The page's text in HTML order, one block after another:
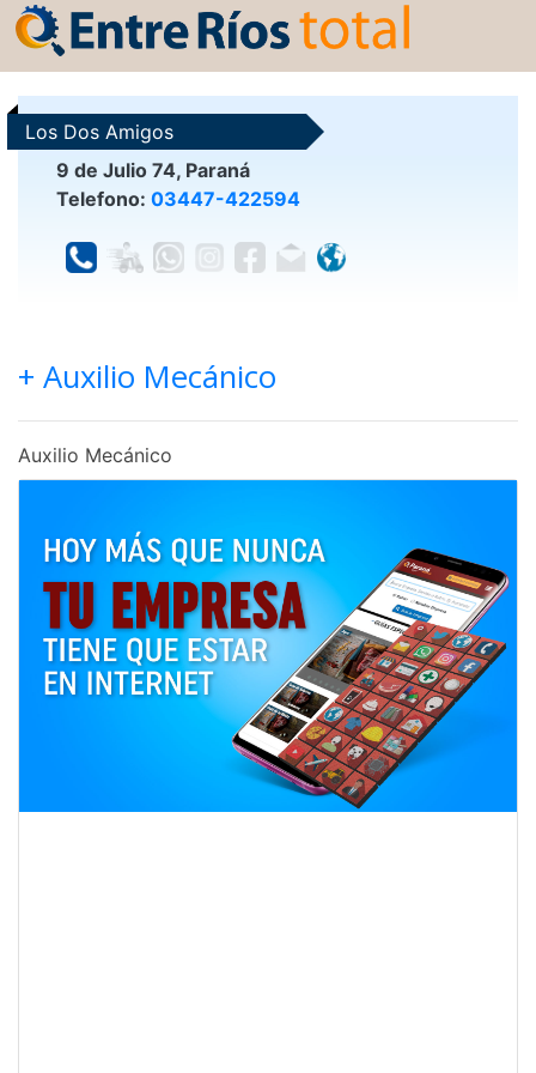
Los Dos Amigos
9 de Julio 74, Paraná
Telefono: 03447-422594
+ Auxilio Mecánico
Auxilio Mecánico